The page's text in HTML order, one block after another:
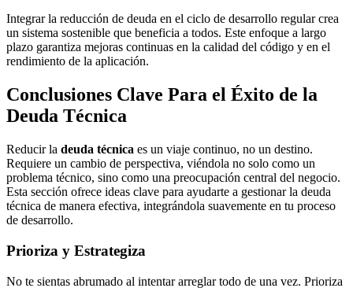
Integrar la reducción de deuda en el ciclo de desarrollo regular crea
un sistema sostenible que beneficia a todos. Este enfoque a largo
plazo garantiza mejoras continuas en la calidad del código y en el
rendimiento de la aplicación.
Conclusiones Clave Para el Éxito de la
Deuda Técnica
Reducir la deuda técnica es un viaje continuo, no un destino.
Requiere un cambio de perspectiva, viéndola no solo como un
problema técnico, sino como una preocupación central del negocio.
Esta sección ofrece ideas clave para ayudarte a gestionar la deuda
técnica de manera efectiva, integrándola suavemente en tu proceso
de desarrollo.
Prioriza y Estrategiza
No te sientas abrumado al intentar arreglar todo de una vez. Prioriza